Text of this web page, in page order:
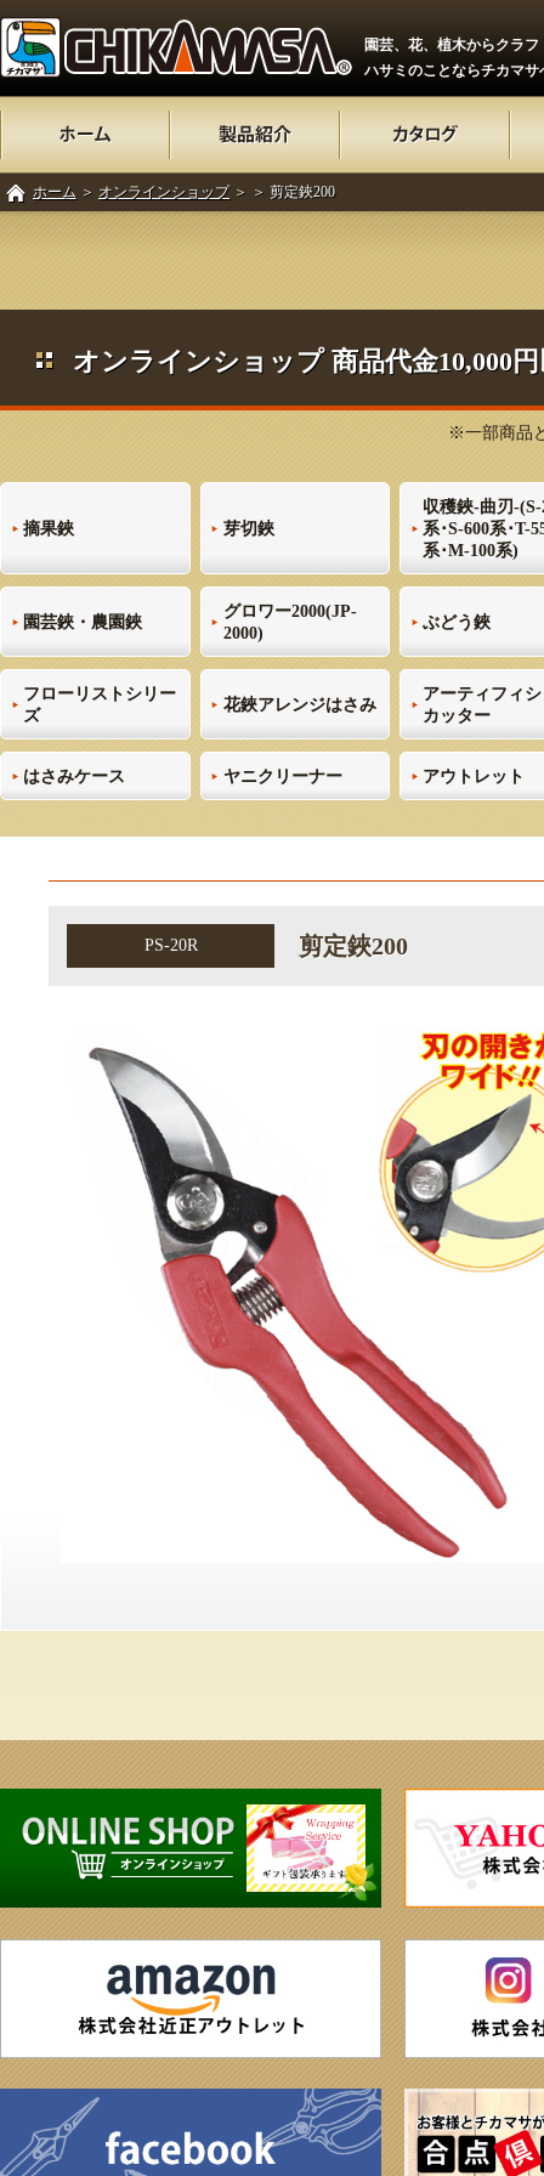
園芸、花、植木からクラフ
ハサミのことならチカマサ
ホーム ＞ オンラインショップ＞ ＞ 剪定鋏200
オンラインショップ 商品代金10,000
※一部商品
摘果鋏 芽切鋏
収穫鋏-曲刃-(S-
系･S-600系･T-
系･M-100系)
園芸鋏・農園鋏
グロワー2000(JP-
2000)
ぶどう鋏
フローリストシリー
ズ
花鋏アレンジはさみ
アーティフィ
カッター
はさみケース ヤニクリーナー アウトレット
PS-20R 剪定鋏200